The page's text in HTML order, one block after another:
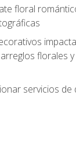
floral
florales
servicios de